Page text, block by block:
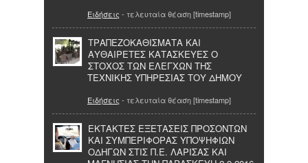
Ειδήσεις - τελευταία θέαση [timestamp]
ΤΡΑΠΕΖΟΚΑΘΙΣΜΑΤΑ ΚΑΙ
ΑΥΘΑΙΡΕΤΕΣ ΚΑΤΑΣΚΕΥΕΣ Ο
ΣΤΟΧΟΣ ΤΩΝ ΕΛΕΓΧΩΝ ΤΗΣ
ΤΕΧΝΙΚΗΣ ΥΠΗΡΕΣΙΑΣ ΤΟΥ ΔΗΜΟΥ
Ειδήσεις - τελευταία θέαση [timestamp]
ΕΚΤΑΚΤΕΣ ΕΞΕΤΑΣΕΙΣ ΠΡΟΣΟΝΤΩΝ
ΚΑΙ ΣΥΜΠΕΡΙΦΟΡΑΣ ΥΠΟΨΗΦΙΩΝ
ΟΔΗΓΩΝ ΣΤΙΣ Π.Ε. ΛΑΡΙΣΑΣ ΚΑΙ